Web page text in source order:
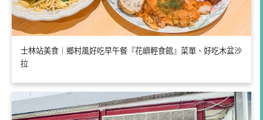
士林站美食｜鄉村風好吃早午餐『花嶼輕食館』菜單、好吃木盆沙
拉